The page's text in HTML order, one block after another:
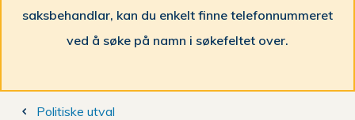
o
m
m
saksbehandlar, kan du enkelt finne telefonnummeret
ved å søke på namn i søkefeltet over.
Du
Politiske utval